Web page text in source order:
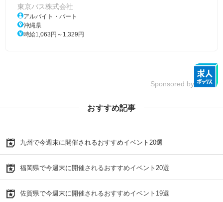
東京バス株式会社
アルバイト・パート
沖縄県
時給1,063円～1,329円
Sponsored by
おすすめ記事
九州で今週末に開催されるおすすめイベント20選
福岡県で今週末に開催されるおすすめイベント20選
佐賀県で今週末に開催されるおすすめイベント19選